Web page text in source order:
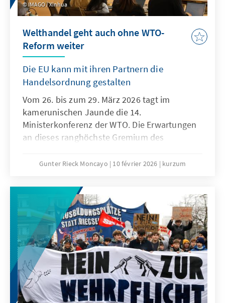
IMAGO / Xinhua
Welthandel geht auch ohne WTO-
Reform weiter
Die EU kann mit ihren Partnern die
Handelsordnung gestalten
Vom 26. bis zum 29. März 2026 tagt im
kamerunischen Jaunde die 14.
Ministerkonferenz der WTO. Die Erwartungen
an dieses ranghöchste Gremium des
geht ernsthaft davon aus, dass der seit der 4.
Stillstand aufgelöst werden kann. Die seit
Jahren geforderte grundlegende Reform der
WTO wird auch dieses Mal nicht gelingen. Das
ist zwar keine gute Nachricht für die globale
Handelsordnung, es bedeutet aber nicht, dass
den konstruktiven Kräften innerhalb der
Weltgemeinschaft und insbesondere der EU
die Hände gebunden sind.
Gunter Rieck Moncayo 10 février 2026 kurzum